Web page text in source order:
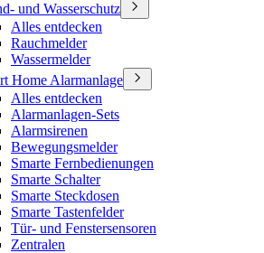
und Wasserschutz
Alles entdecken
Rauchmelder
Wassermelder
Home Alarmanlage
Alles entdecken
Alarmanlagen-Sets
Alarmsirenen
Bewegungsmelder
Smarte Fernbedienungen
Smarte Schalter
Smarte Steckdosen
Smarte Tastenfelder
Tür- und Fenstersensoren
Zentralen